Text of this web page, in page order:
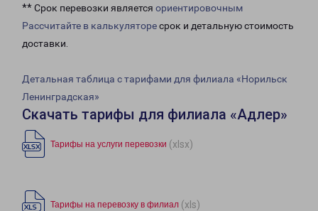
** Срок перевозки является ориентировочным
Рассчитайте в калькуляторесрок и детальную стоимость
доставки.
Детальная таблица с тарифами для филиала «Норильск
Ленинградская»
Скачать тарифы для филиала «Адлер»
Тарифы на услуги перевозки (xlsx)
Тарифы на перевозку в филиал (xls)